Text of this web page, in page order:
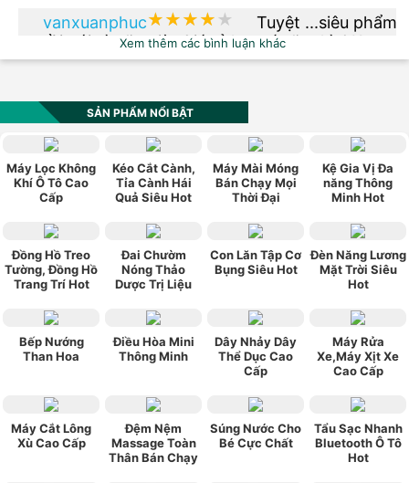
vanxuanphuc★★★★★
★★★★★
Tuyệt ...siêu phẩm
rồi nói gì nữa giờ. Giá rẻ hơn tí nữa thì OK.
màu xanh dạ quang đi nhé
vn0984_520★★★★★
★★★★★
Sản phẩm có kiểu
dáng đẹp, hợp thời trang, phù hợp với túi
tiền, chính sách bảo hành tốt. Rất hài lòng về
sản phẩm này.
ngoquan112 ★★★★★
★★★★★
Mua cho ba mình
xài được hơn 1 tháng rồi , giá cả hợp lý , vừa
túi tiền , máy gọn nhẹ , ba mình rất vừa ý .
Xem thêm các bình luận khác
SẢN PHẨM NỔI BẬT
Máy Lọc Không
Khí Ô Tô Cao
Cấp
Kéo Cắt Cành,
Tỉa Cành Hái
Quả Siêu Hot
Máy Mài Móng
Bán Chạy Mọi
Thời Đại
Kệ Gia Vị Đa
năng Thông
Minh Hot
Đồng Hồ Treo
Tường, Đồng Hồ
Trang Trí Hot
Đai Chườm
Nóng Thảo
Dược Trị Liệu
Con Lăn Tập Cơ
Bụng Siêu Hot
Đèn Năng Lương
Mặt Trời Siêu
Hot
Bếp Nướng
Than Hoa
Điều Hòa Mini
Thông Minh
Dây Nhảy Dây
Thể Dục Cao
Cấp
Máy Rửa
Xe,Máy Xịt Xe
Cao Cấp
Máy Cắt Lông
Xù Cao Cấp
Đệm Nệm
Massage Toàn
Thân Bán Chạy
Súng Nước Cho
Bé Cực Chất
Tẩu Sạc Nhanh
Bluetooth Ô Tô
Hot